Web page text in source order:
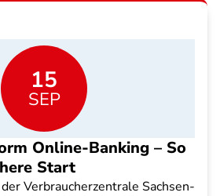
15
SEP
Online-Banking – So
Start
Verbraucherzentrale Sachsen-